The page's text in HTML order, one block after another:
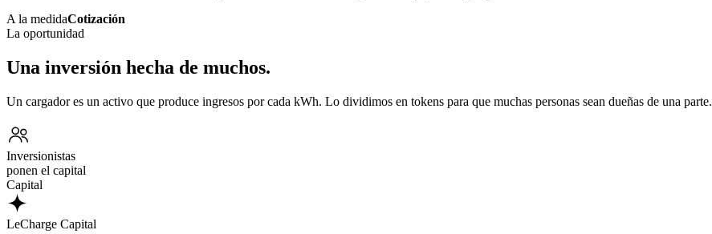
A la medidaCotización
La oportunidad
Una inversión hecha de muchos.
Un cargador es un activo que produce ingresos por cada kWh. Lo dividimos en tokens para que muchas personas sean dueñas de una parte.
Inversionistas
ponen el capital
Capital
LeCharge Capital